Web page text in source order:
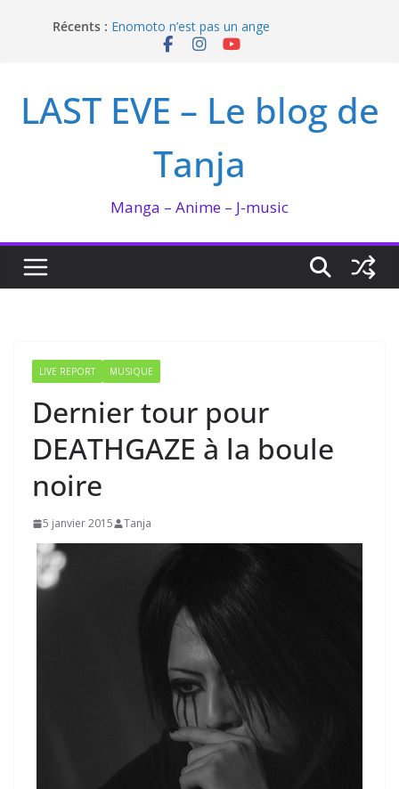
Récents : Enomoto n’est pas un ange
QUEEN BEE enflamme le Bataclan
I’m not in love de Zeniko Sumiya
LAST EVE – Le blog de
Tanja
Manga – Anime – J-music
LIVE REPORT MUSIQUE
Dernier tour pour
DEATHGAZE à la boule
noire
5 janvier 2015 Tanja